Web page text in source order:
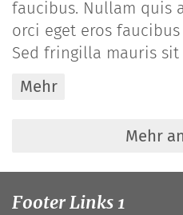
faucibus. Nullam quis
orci eget eros
Sed fringilla mauris sit
Mehr
Mehr
Footer Links 1